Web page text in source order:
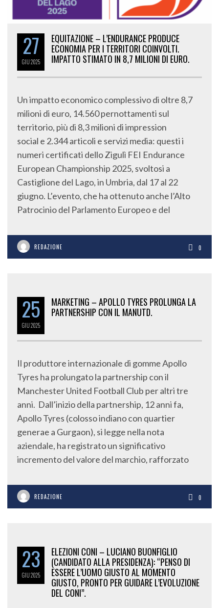
27
GIU2025
EQUITAZIONE – L’ENDURANCE PRODUCE
ECONOMIA PER I TERRITORI COINVOLTI.
IMPATTO STIMATO IN 8,7 MILIONI DI EURO.
Un impatto economico complessivo di oltre 8,7
milioni di euro, 14.560 pernottamenti sul
territorio, più di 8,3 milioni di impression
social e 2.344 articoli e servizi media: questi i
numeri certificati dello Zigulì FEI Endurance
European Championship 2025, svoltosi a
Castiglione del Lago, in Umbria, dal 17 al 22
giugno. L’evento, che ha ottenuto anche l’Alto
Patrocinio del Parlamento Europeo e del
REDAZIONE 0
25
GIU2025
MARKETING – APOLLO TYRES PROLUNGA LA
PARTNERSHIP CON IL MANUTD.
Il produttore internazionale di gomme Apollo
Tyres ha prolungato la partnership con il
Manchester United Football Club per altri tre
anni. Dall’inizio della partnership, 12 anni fa,
Apollo Tyres (colosso indiano con quartier
generae a Gurgaon), si legge nella nota
aziendale, ha registrato un significativo
incremento del valore del marchio, rafforzato
REDAZIONE 0
23
GIU2025
ELEZIONI CONI – LUCIANO BUONFIGLIO
(CANDIDATO ALLA PRESIDENZA): “PENSO DI
ESSERE L’UOMO GIUSTO AL MOMENTO
GIUSTO, PRONTO PER GUIDARE L’EVOLUZIONE
DEL CONI”.